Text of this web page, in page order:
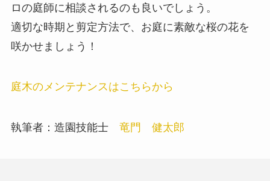
ロの庭師に相談されるのも良いでしょう。
適切な時期と剪定方法で、お庭に素敵な桜の花を
咲かせましょう！
庭木のメンテナンスはこちらから
執筆者：造園技能士 竜門 健太郎